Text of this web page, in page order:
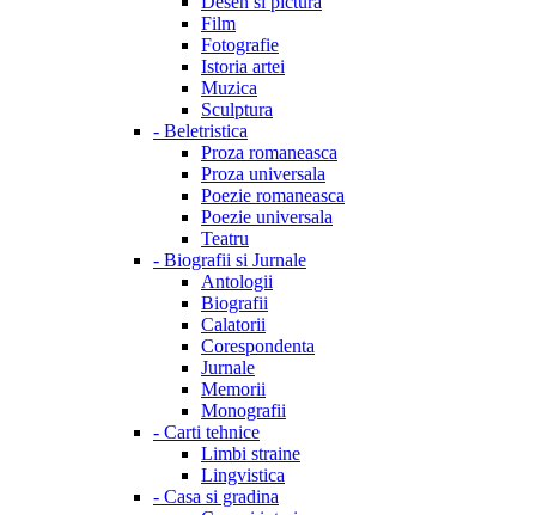
Film
Fotografie
Istoria artei
Muzica
Sculptura
- Beletristica
Proza romaneasca
Proza universala
Poezie romaneasca
Poezie universala
Teatru
- Biografii si Jurnale
Antologii
Biografii
Calatorii
Corespondenta
Jurnale
Memorii
Monografii
- Carti tehnice
Limbi straine
Lingvistica
- Casa si gradina